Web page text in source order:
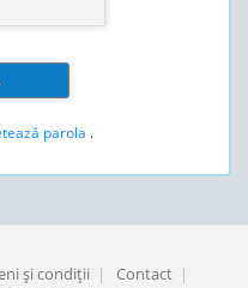
parola .
şi condiţii | Contact |